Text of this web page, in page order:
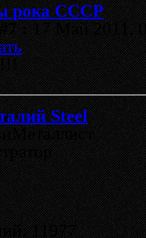
рока СССР
:17 Май 2011,
Steel
11977